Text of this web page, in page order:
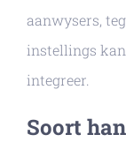
aanwysers,
instellings
integreer.
Soort